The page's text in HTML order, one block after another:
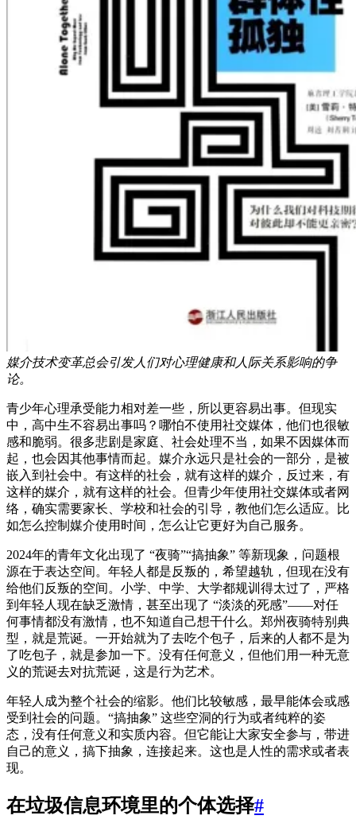
媒介技术变革总会引发人们对心理健康和人际关系影响的争
论。
青少年心理承受能力相对差一些，所以更容易出事。但现实
中，高中生不容易出事吗？哪怕不使用社交媒体，他们也很敏
感和脆弱。很多悲剧是家庭、社会处理不当，如果不因媒体而
起，也会因其他事情而起。媒介永远只是社会的一部分，是被
嵌入到社会中。有这样的社会，就有这样的媒介，反过来，有
这样的媒介，就有这样的社会。但青少年使用社交媒体或者网
络，确实需要家长、学校和社会的引导，教他们怎么适应。比
如怎么控制媒介使用时间，怎么让它更好为自己服务。
2024年的青年文化出现了 “夜骑”“搞抽象” 等新现象，问题根
源在于表达空间。年轻人都是反叛的，希望越轨，但现在没有
给他们反叛的空间。小学、中学、大学都规训得太过了，严格
到年轻人现在缺乏激情，甚至出现了 “淡淡的死感”——对任
何事情都没有激情，也不知道自己想干什么。郑州夜骑特别典
型，就是荒诞。一开始就为了去吃个包子，后来的人都不是为
了吃包子，就是参加一下。没有任何意义，但他们用一种无意
义的荒诞去对抗荒诞，这是行为艺术。
年轻人成为整个社会的缩影。他们比较敏感，最早能体会或感
受到社会的问题。“搞抽象” 这些空洞的行为或者纯粹的姿
态，没有任何意义和实质内容。但它能让大家安全参与，带进
自己的意义，搞下抽象，连接起来。这也是人性的需求或者表
现。
在垃圾信息环境里的个体选择#